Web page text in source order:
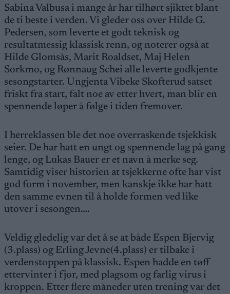
Sabina Valbusa i mange år har tilhørt sjiktet blant
de ti beste i verden. Vi gleder oss over Hilde G.
Pedersen, som leverte et godt teknisk og
resultatmessig klassisk renn, og noterer også at
Hilde Glomsås, Marit Roaldset, Maj Helen
Sorkmo, og Rønnaug Schei alle leverte godkjente
sesongstarter. Ungjenta Vibeke Skofterud satset
friskt fra start, falt noe av etter hvert, man blir en
spennende løper å følge i tiden fremover.
I herreklassen ble det noe overraskende tsjekkisk
seier. De har hatt en ungt og spennende lag på gang
lenge, og Lukas Bauer er et navn å merke seg.
Samtidig viser historien at tsjekkerne ofte har vist
god form i november, men kanskje ikke har hatt
den samme evnen til å holde formen ved like
utover i sesongen….
Veldig gledelig var det å se at både Espen Bjervig
(3.plass) og Erling Jevne(4.plass) er tilbake i
verdenstoppen på klassisk. Espen hadde en tøff
ettervinter i fjor, med plagsom og farlig virus i
kroppen. Etter flere måneder uten trening var det